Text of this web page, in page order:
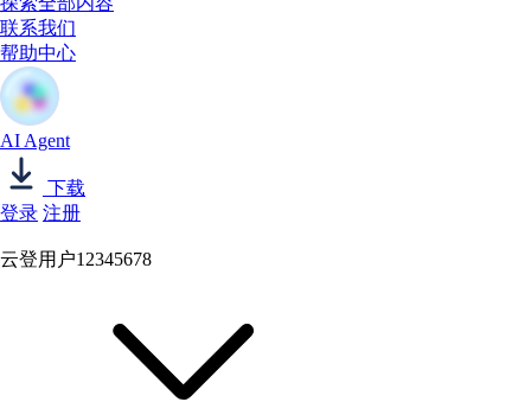
联系我们
帮助中心
AI Agent
下载
登录 注册
云登用户12345678